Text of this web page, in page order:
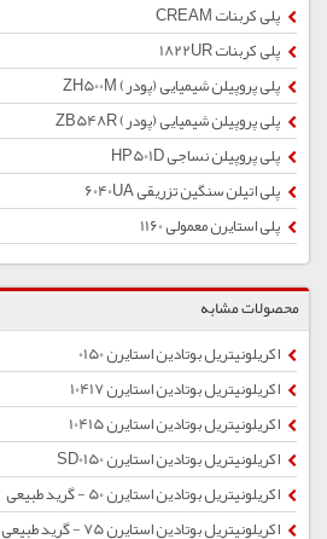
پلی کربنات CREAM
پلی کربنات 1822UR
پلی پروپیلن شیمیایی (پودر) ZH500M
پلی پروپیلن شیمیایی (پودر) ZB548R
پلی پروپیلن نساجی HP501D
پلی اتیلن سنگین تزریقی 6040UA
پلی استایرن معمولی 1160
محصولات مشابه
اکریلونیتریل بوتادین استایرن 0150
اکریلونیتریل بوتادین استایرن 10417
اکریلونیتریل بوتادین استایرن 10415
اکریلونیتریل بوتادین استایرن SD0150
اکریلونیتریل بوتادین استایرن 50 - گرید طبیعی
اکریلونیتریل بوتادین استایرن 75 - گرید طبیعی